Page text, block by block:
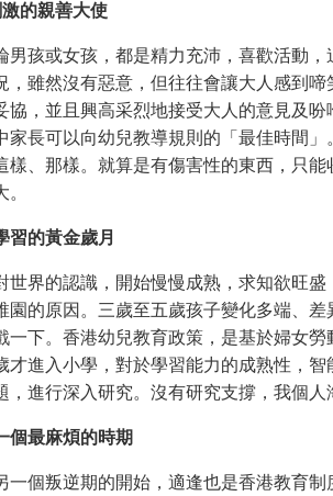
的親善大使
男孩或女孩，都是精力充沛，喜歡活動
，雖然沒有惡意，但往往會讓大人感到
協，並且興高采烈地接受大人的意見及
家長可以向幼兒教導規則的「最佳時間
樣、那樣。就算是有傷害性的東西，只
習的黃金歲月
世界的認識，開始慢慢成熟，求知欲旺
園的原因。三歲至五歲孩子變化多端、
一下。香港幼兒教育政策，是基於婦女
才進入小學，對於學習能力的成熟性，
，進行深入研究。沒有研究支撐，我個
個最麻煩的時期
一個叛逆期的開始，適逢也是香港教育